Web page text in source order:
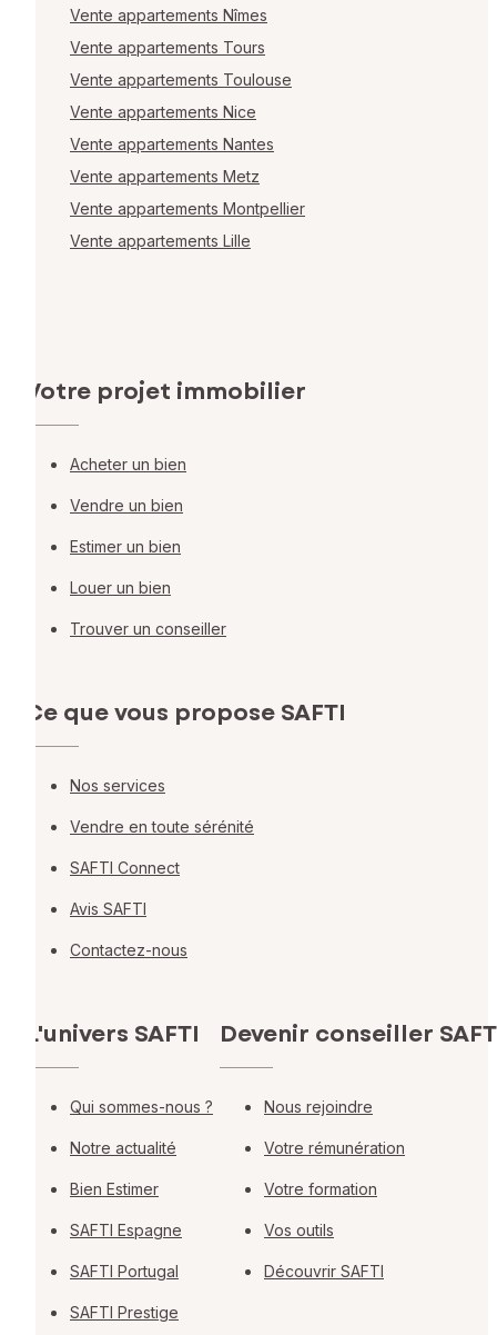
Vente appartements Nîmes
Vente appartements Tours
Vente appartements Toulouse
Vente appartements Nice
Vente appartements Nantes
Vente appartements Metz
Vente appartements Montpellier
Vente appartements Lille
Votre projet immobilier
Acheter un bien
Vendre un bien
Estimer un bien
Louer un bien
Trouver un conseiller
Ce que vous propose SAFTI
Nos services
Vendre en toute sérénité
SAFTI Connect
Avis SAFTI
Contactez-nous
L'univers SAFTI
Qui sommes-nous ?
Notre actualité
Bien Estimer
SAFTI Espagne
SAFTI Portugal
SAFTI Prestige
Devenir conseiller
Nous rejoindre
Votre rémunération
Votre formation
Vos outils
Découvrir SAFTI